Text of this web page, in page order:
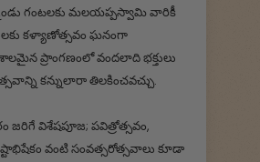
గంటలకు మలయప్పస్వామి వారికీ
కళ్యాణోత్సవం ఘనంగా
ప్రాంగణంలో వందలాది భక్తులు
కన్నులారా తిలకించవచ్చు.
జరిగే విశేషపూజ; పవిత్రోత్సవం,
వంటి సంవత్సరోత్సవాలు కూడా